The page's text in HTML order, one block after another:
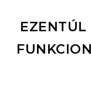
EZENTÚL